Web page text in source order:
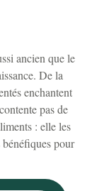
ancien que le
De la
enchantent
pas de
: elle les
pour